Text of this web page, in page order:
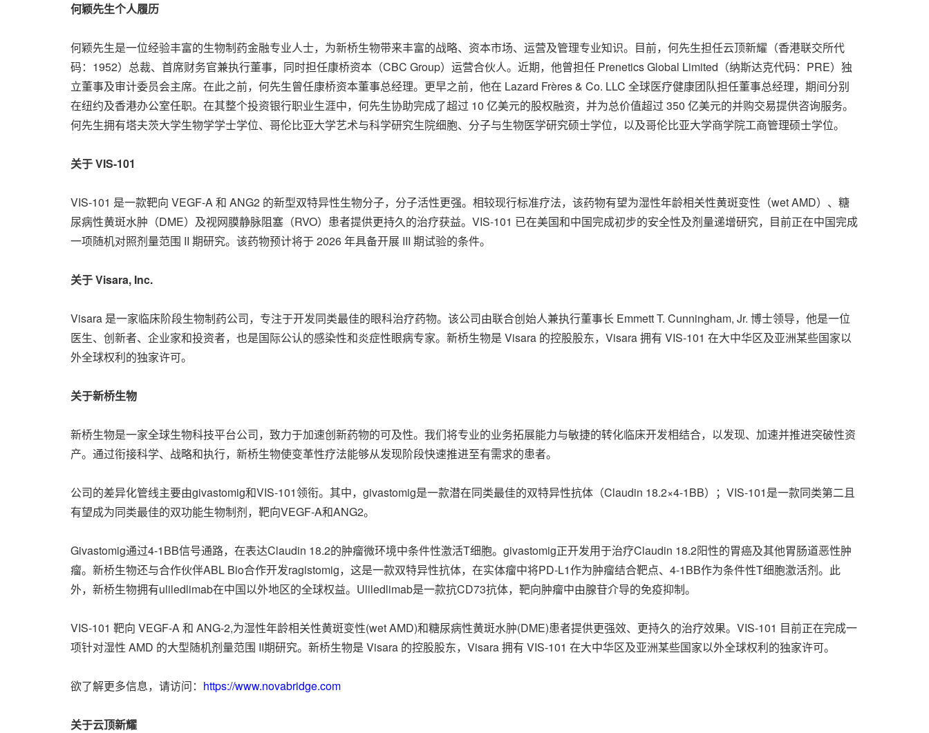
何颖先生个人履历
何颖先生是一位经验丰富的生物制药金融专业人士，为新桥生物带来丰富的战略、资本市场、运营及管理专业知识。目前，何先生担任云顶新耀（香港联交所代
码：1952）总裁、首席财务官兼执行董事，同时担任康桥资本（CBC Group）运营合伙人。近期，他曾担任 Prenetics Global Limited（纳斯达克代码：PRE）独
立董事及审计委员会主席。在此之前，何先生曾任康桥资本董事总经理。更早之前，他在 Lazard Frères & Co. LLC 全球医疗健康团队担任董事总经理，期间分别
在纽约及香港办公室任职。在其整个投资银行职业生涯中，何先生协助完成了超过 10 亿美元的股权融资，并为总价值超过 350 亿美元的并购交易提供咨询服务。
何先生拥有塔夫茨大学生物学学士学位、哥伦比亚大学艺术与科学研究生院细胞、分子与生物医学研究硕士学位，以及哥伦比亚大学商学院工商管理硕士学位。
关于VIS-101
VIS-101 是一款靶向 VEGF-A 和 ANG2 的新型双特异性生物分子，分子活性更强。相较现行标准疗法，该药物有望为湿性年龄相关性黄斑变性（wet AMD）、糖
尿病性黄斑水肿（DME）及视网膜静脉阻塞（RVO）患者提供更持久的治疗获益。VIS-101 已在美国和中国完成初步的安全性及剂量递增研究，目前正在中国完成
一项随机对照剂量范围 II 期研究。该药物预计将于 2026 年具备开展 III 期试验的条件。
关于Visara, Inc.
Visara 是一家临床阶段生物制药公司，专注于开发同类最佳的眼科治疗药物。该公司由联合创始人兼执行董事长 Emmett T. Cunningham, Jr. 博士领导，他是一位
医生、创新者、企业家和投资者，也是国际公认的感染性和炎症性眼病专家。新桥生物是 Visara 的控股股东，Visara 拥有 VIS-101 在大中华区及亚洲某些国家以
外全球权利的独家许可。
关于新桥生物
新桥生物是一家全球生物科技平台公司，致力于加速创新药物的可及性。我们将专业的业务拓展能力与敏捷的转化临床开发相结合，以发现、加速并推进突破性资
产。通过衔接科学、战略和执行，新桥生物使变革性疗法能够从发现阶段快速推进至有需求的患者。
公司的差异化管线主要由givastomig和VIS-101领衔。其中，givastomig是一款潜在同类最佳的双特异性抗体（Claudin 18.2×4-1BB）；VIS-101是一款同类第二且
有望成为同类最佳的双功能生物制剂，靶向VEGF-A和ANG2。
Givastomig通过4-1BB信号通路，在表达Claudin 18.2的肿瘤微环境中条件性激活T细胞。givastomig正开发用于治疗Claudin 18.2阳性的胃癌及其他胃肠道恶性肿
瘤。新桥生物还与合作伙伴ABL Bio合作开发ragistomig，这是一款双特异性抗体，在实体瘤中将PD-L1作为肿瘤结合靶点、4-1BB作为条件性T细胞激活剂。此
外，新桥生物拥有uliledlimab在中国以外地区的全球权益。Uliledlimab是一款抗CD73抗体，靶向肿瘤中由腺苷介导的免疫抑制。
VIS-101 靶向 VEGF-A 和 ANG-2,为湿性年龄相关性黄斑变性(wet AMD)和糖尿病性黄斑水肿(DME)患者提供更强效、更持久的治疗效果。VIS-101 目前正在完成一
项针对湿性 AMD 的大型随机剂量范围 II期研究。新桥生物是 Visara 的控股股东，Visara 拥有 VIS-101 在大中华区及亚洲某些国家以外全球权利的独家许可。
欲了解更多信息，请访问： https://www.novabridge.com
关于云顶新耀